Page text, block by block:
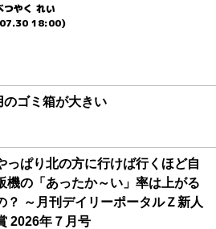
つやく れい
18:00)
のゴミ箱が大きい
っぱり北の方に行けば行くほど自
機の「あったか～い」率は上がる
？ ～月刊デイリーポータルＺ新人
2026年７月号